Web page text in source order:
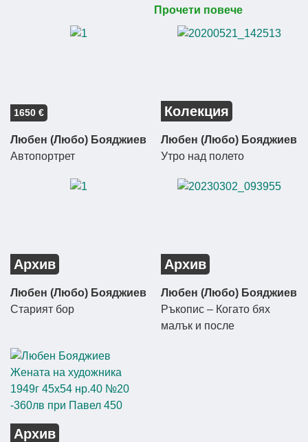
Прочети повече
1650 €
Любен (Любо) Бояджиев
Автопортрет
Колекция
Любен (Любо) Бояджиев
Утро над полето
Архив
Любен (Любо) Бояджиев
Старият бор
Архив
Любен (Любо) Бояджиев
Ръкопис – Когато бях
малък и после
Архив